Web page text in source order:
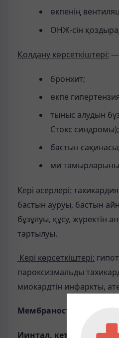
өкпенің
ОНЖ-сін
Қолдану көрсеткіштері: —
бронхит;
өкпе
тыныс алудын
Стокс синдромы);
бастын сақинасы;
ми
Кері әсерлері:
бастын ауруы, бастын
бұзұлуы, құсу, жүректін
тартылуы.
Кері көрсеткіштері:
пароксизмальды
миокардтін инфаркты,
Иинтал, кетотифен